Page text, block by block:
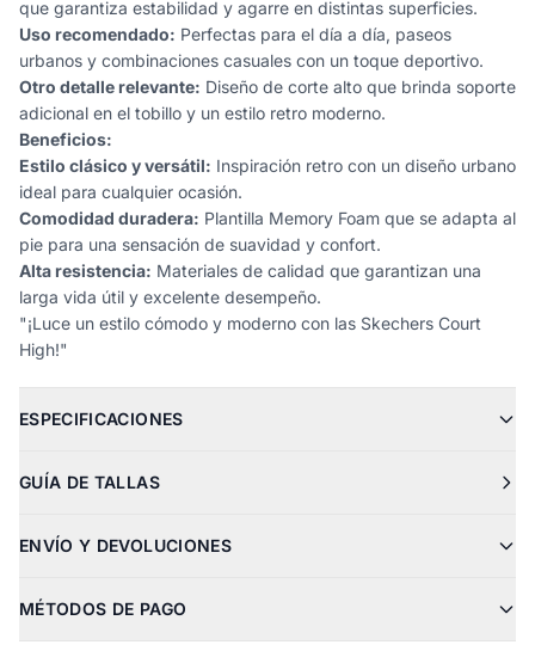
que garantiza estabilidad y agarre en distintas superficies.
Uso recomendado: Perfectas para el día a día, paseos
urbanos y combinaciones casuales con un toque deportivo.
Otro detalle relevante: Diseño de corte alto que brinda soporte
adicional en el tobillo y un estilo retro moderno.
Beneficios:
Estilo clásico y versátil: Inspiración retro con un diseño urbano
ideal para cualquier ocasión.
Comodidad duradera: Plantilla Memory Foam que se adapta al
pie para una sensación de suavidad y confort.
Alta resistencia: Materiales de calidad que garantizan una
larga vida útil y excelente desempeño.
"¡Luce un estilo cómodo y moderno con las Skechers Court
High!"
ESPECIFICACIONES
GUÍA DE TALLAS
ENVÍO Y DEVOLUCIONES
MÉTODOS DE PAGO